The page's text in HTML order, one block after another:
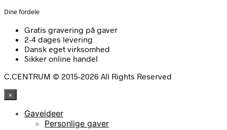
Dine fordele
Gratis gravering på gaver
2-4 dages levering
Dansk eget virksomhed
Sikker online handel
C.CENTRUM © 2015-2026 All Rights Reserved
×
Gaveideer
Personlige gaver